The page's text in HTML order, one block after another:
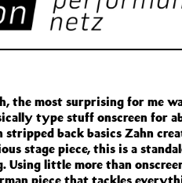
the most surprising for me
type stuff onscreen for
back basics Zahn
stage piece, this is a
Using little more than
piece that tackles